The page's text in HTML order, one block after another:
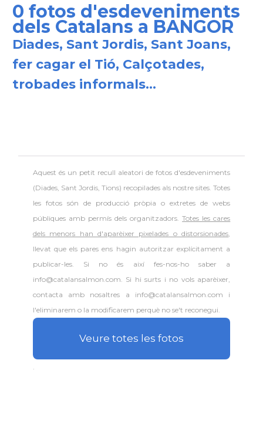
0 fotos d'esdeveniments
dels Catalans a BANGOR
Diades, Sant Jordis, Sant Joans,
fer cagar el Tió, Calçotades,
trobades informals...
Aquest és un petit recull aleatori defotos d'esdeveniments
(Diades, Sant Jordis, Tions) recopilades als nostre sites. Totes
les fotos són de producció pròpia o extretes de webs
públiques amb permís dels organitzadors.Totes les cares
dels menors han d'aparèixer pixelades o distorsionades,
llevat que els pares ens hagin autoritzar explícitament a
publicar-les. Si no és així fes-nos-ho saber a
info@catalansalmon.com. Si hi surts i no vols aparèixer,
contacta amb nosaltres a info@catalansalmon.com i
l'eliminarem o la modificarem perquè no se't reconegui.
Veure totes les fotos